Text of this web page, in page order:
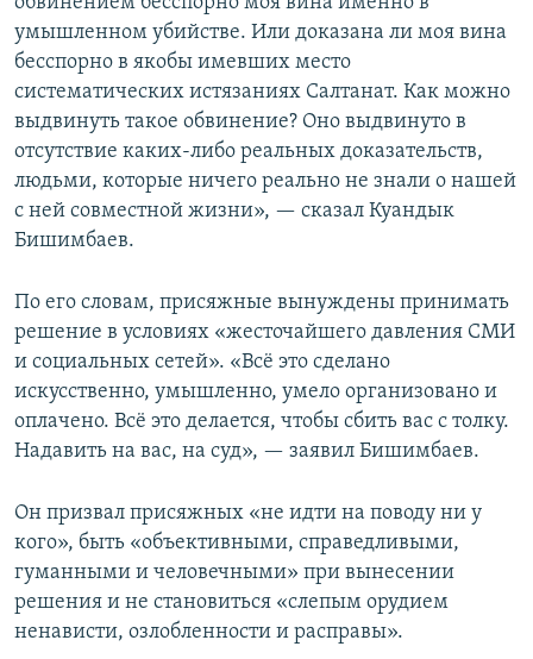
умышленном убийстве. Или доказана ли моя вина
бесспорно в якобы имевших место
систематических истязаниях Салтанат. Как можно
выдвинуть такое обвинение? Оно выдвинуто в
отсутствие каких-либо реальных доказательств,
людьми, которые ничего реально не знали о нашей
с ней совместной жизни», — сказал Куандык
Бишимбаев.
По его словам, присяжные вынуждены принимать
решение в условиях «жесточайшего давления СМИ
и социальных сетей». «Всё это сделано
искусственно, умышленно, умело организовано и
оплачено. Всё это делается, чтобы сбить вас с толку.
Надавить на вас, на суд», — заявил Бишимбаев.
Он призвал присяжных «не идти на поводу ни у
кого», быть «объективными, справедливыми,
гуманными и человечными» при вынесении
решения и не становиться «слепым орудием
ненависти, озлобленности и расправы».